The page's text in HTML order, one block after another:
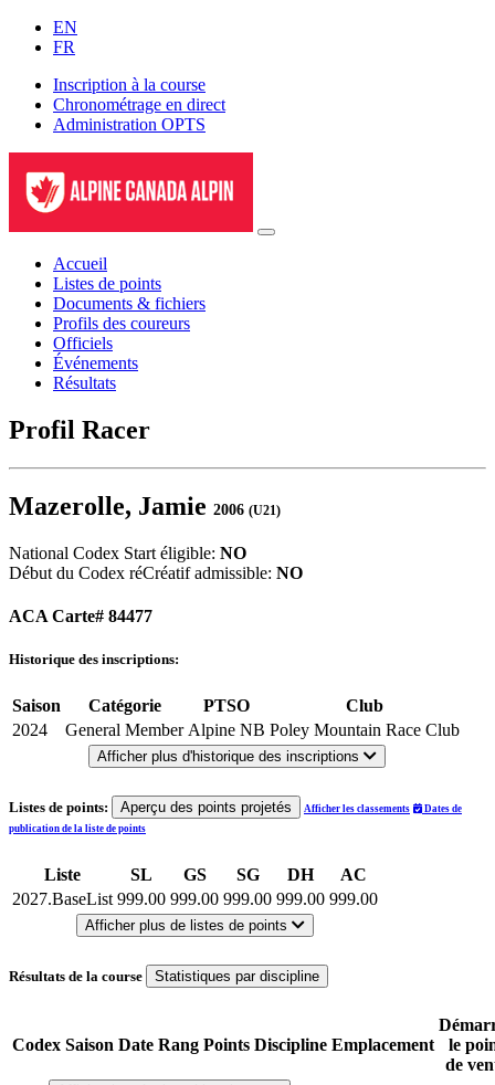
EN
FR
Inscription à la course
Chronométrage en direct
Administration OPTS
Accueil
Listes de points
Documents & fichiers
Profils des coureurs
Officiels
Événements
Résultats
Profil Racer
Mazerolle, Jamie 2006 (U21)
National Codex Start éligible: NO
Début du Codex réCréatif admissible: NO
ACA Carte# 84477
Historique des inscriptions:
Saison Catégorie PTSO
Club
2024
General Member Alpine NB Poley Mountain Race Club
Afficher plus d'historique des inscriptions
Listes de points: Aperçu des points projetés Afficher les classements
Dates de
publication de la liste de points
Liste SL GS SG DH
AC
2027.BaseList 999.00 999.00 999.00 999.00 999.00
Afficher plus de listes de points
Résultats de la course Statistiques par discipline
Codex Saison Date Rang Points Discipline Emplacement
le
de